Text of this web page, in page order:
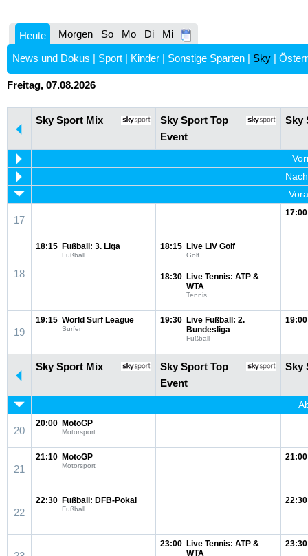
Heute Morgen So Mo Di Mi
News und Dokus | Sport | Kinder | Sonstige Sparten | Sky |
Freitag, 07.08.2026
Sky Sport Mix
Sky Sport Top
Event
Sky
17
17:00
18
18:15 Fußball: 3. Liga
Fußball
18:15 Live LIV Golf
Golf
18:30 Live Tennis: ATP &
WTA
Tennis
19
19:15 World Surf League
Surfen
19:30 Live Fußball: 2.
Bundesliga
Fußball
19:00
Sky Sport Mix
Sky Sport Top
Event
Sky
20
20:00 MotoGP
Motorsport
21
21:10 MotoGP
Motorsport
21:00
22
22:30 Fußball: DFB-Pokal
Fußball
22:30
23:00 Live Tennis: ATP &
WTA
23:30